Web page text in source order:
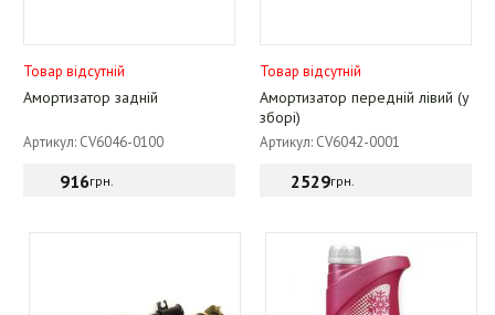
Товар відсутній
Амортизатор задній
Артикул: CV6046-0100
916грн.
Товар відсутній
Амортизатор передній лівий (у
зборі)
Артикул: CV6042-0001
2529грн.